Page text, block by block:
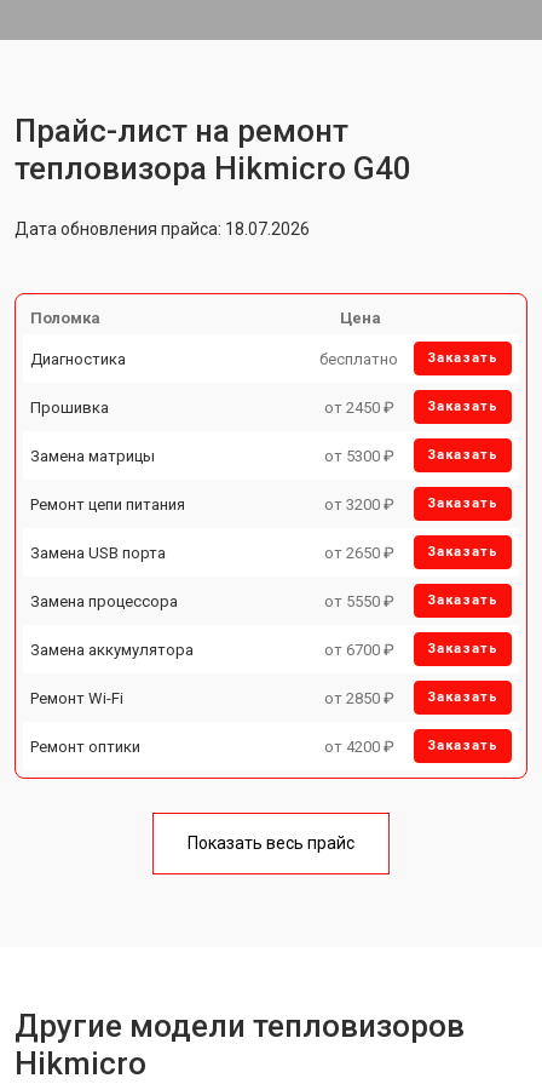
Прайс-лист на ремонт
тепловизора Hikmicro G40
Дата обновления прайса: 18.07.2026
Поломка Цена
Диагностика бесплатно Заказать
Прошивка от 2450 ₽ Заказать
Замена матрицы от 5300 ₽ Заказать
Ремонт цепи питания от 3200 ₽ Заказать
Замена USB порта от 2650 ₽ Заказать
Замена процессора от 5550 ₽ Заказать
Замена аккумулятора от 6700 ₽ Заказать
Ремонт Wi-Fi от 2850 ₽ Заказать
Ремонт оптики от 4200 ₽ Заказать
Показать весь прайс
Другие модели тепловизоров
Hikmicro